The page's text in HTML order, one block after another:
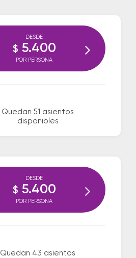
Quedan 51 asientos
disponibles
DESDE
$ 5.400
POR PERSONA
Quedan 43 asientos
DESDE
$ 5.400
POR PERSONA